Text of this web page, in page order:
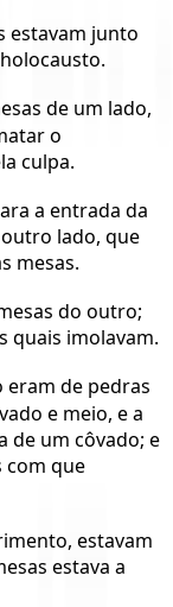
estavam junto
de um lado,
o
culpa.
a entrada da
lado, que
mesas.
do outro;
quais imolavam.
eram de pedras
e meio, e a
de um côvado; e
com que
estavam
estava a